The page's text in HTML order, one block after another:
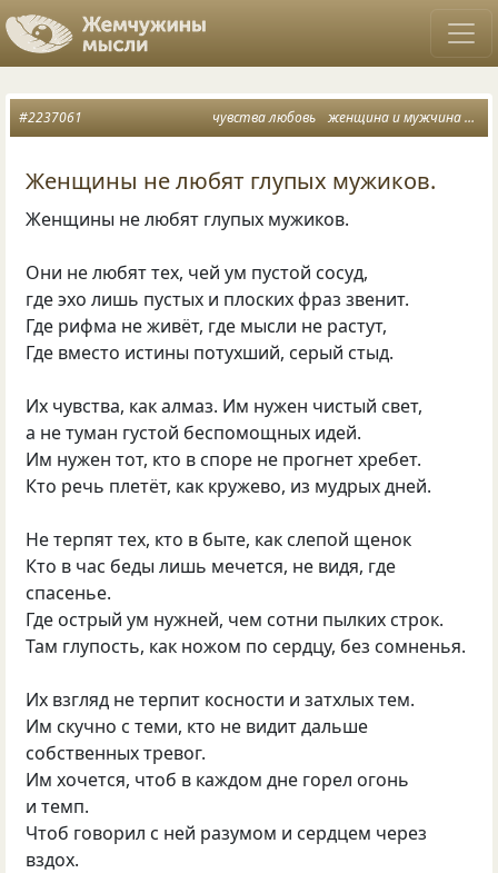
чувства любовь женщина и мужчина
#2237061
Женщины не любят глупых мужиков.
Женщины не любят глупых мужиков.
Они не любят тех, чей ум пустой сосуд,
где эхо лишь пустых и плоских фраз звенит.
Где рифма не живёт, где мысли не растут,
Где вместо истины потухший, серый стыд.
Их чувства, как алмаз. Им нужен чистый свет,
а не туман густой беспомощных идей.
Им нужен тот, кто в споре не прогнет хребет.
Кто речь плетёт, как кружево, из мудрых дней.
Не терпят тех, кто в быте, как слепой щенок
Кто в час беды лишь мечется, не видя, где
спасенье.
Где острый ум нужней, чем сотни пылких строк.
Там глупость, как ножом по сердцу, без сомненья.
Их взгляд не терпит косности и затхлых тем.
Им скучно с теми, кто не видит дальше
собственных тревог.
Им хочется, чтоб в каждом дне горел огонь
и темп.
Чтоб говорил с ней разумом и сердцем через
вздох.